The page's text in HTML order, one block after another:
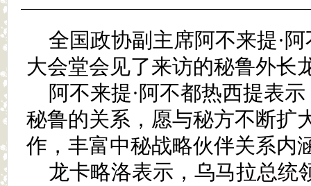
全国政协副主席阿不来提·
大会堂会见了来访的秘鲁外长
阿不来提·阿不都热西提表
秘鲁的关系，愿与秘方不断扩
作，丰富中秘战略伙伴关系内
龙卡略洛表示，乌马拉总统